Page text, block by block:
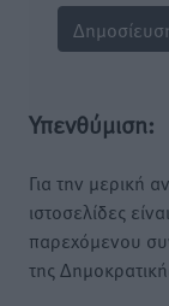
Υπενθύμιση:
Για την μερική
ιστοσελίδες
παρεχόμενου
της